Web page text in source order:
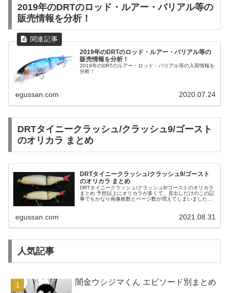
2019年のDRTのロッド・ルアー・バリアル等の
販売情報を分析！
2019年のDRTのロッド・ルアー・バリアル等の
販売情報を分析！
2019年のDRTのルアー・ロッド・バリアル等の入荷情報を
分析！
egussan.com 2020.07.24
DRTタイニークラッシュ/クラッシュ9/ゴースト
のオリカラ まとめ
DRTタイニークラッシュ/クラッシュ9/ゴースト
のオリカラ まとめ
DRTタイニークラッシュ/クラッシュ9/ゴーストのオリカラ
まとめ 予想以上にオリカラが多くて、見出しだけのこの記
事でもかなり画像枚数とページ数が増えてしまいました。
egussan.com 2021.08.31
人気記事
闇金ウシジマくん エピソード別まとめ